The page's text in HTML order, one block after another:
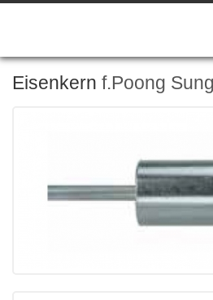
Eisenkern f.Poong